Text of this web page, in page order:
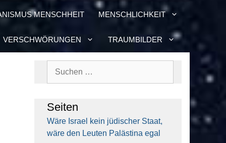
MENSCH­HEIT MENSCH­LICH­KEIT
VER­SCHWÖ­RUN­GEN TRAUM­BIL­DER
Sei­ten
Wäre Isra­el kein jüdi­scher Staat,
wäre den Leu­ten Paläs­ti­na egal